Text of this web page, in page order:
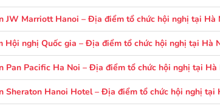
JW Marriott Hanoi – Địa điểm tổ chức hội nghị tại Hà
Hội nghị Quốc gia – Địa điểm tổ chức hội nghị tại Hà
Pan Pacific Ha Noi – Địa điểm tổ chức hội nghị tại Hà
Sheraton Hanoi Hotel – Địa điểm tổ chức hội nghị tại